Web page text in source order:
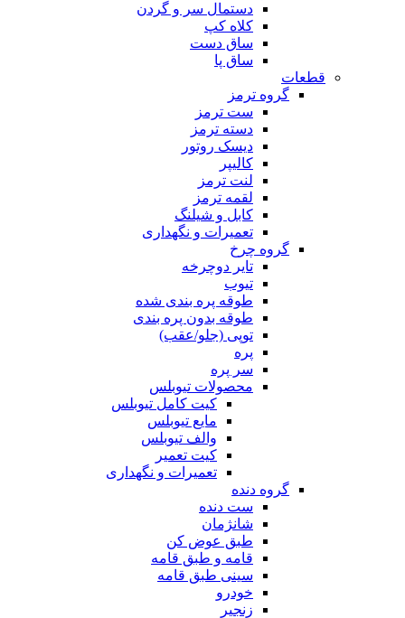
دستمال سر و گردن
کلاه کپ
ساق دست
ساق پا
قطعات
گروه ترمز
ست ترمز
دسته ترمز
دیسک روتور
کالیپر
لنت ترمز
لقمه ترمز
کابل و شیلنگ
تعمیرات و نگهداری
گروه چرخ
تایر دوچرخه
تیوب
طوقه پره بندی شده
طوقه بدون پره بندی
توپی (جلو/عقب)
پره
سر پره
محصولات تیوبلس
کیت کامل تیوبلس
مایع تیوبلس
والف تیوبلس
کیت تعمیر
تعمیرات و نگهداری
گروه دنده
ست دنده
شانژمان
طبق عوض کن
قامه و طبق قامه
سینی طبق قامه
خودرو
زنجیر